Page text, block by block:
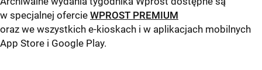
w specjalnej ofercie WPROST PREMIUM
oraz we wszystkich e-kioskach i w aplikacjach mobilnych
App Store i Google Play.